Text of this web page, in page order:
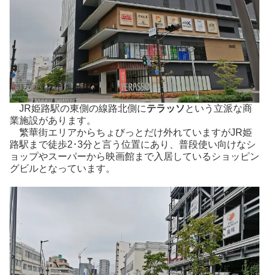
JR姫路駅の東側の線路北側にテラッソという立派な商
業施設があります。
繁華街エリアからちょびっとだけ外れていますがJR姫
路駅まで徒歩2･3分と言う位置にあり、普段使い向けなシ
ョップやスーパーから映画館まで入居しているショッピン
グビルとなっています。